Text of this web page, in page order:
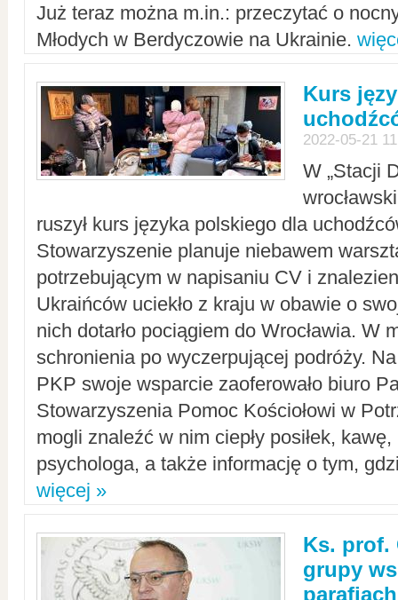
Już teraz można m.in.: przeczytać o
Młodych w Berdyczowie na Ukrainie.
Kurs
2022-05-21
W „Stacji
ruszył kurs języka polskiego dla
Stowarzyszenie planuje niebawem
potrzebującym w napisaniu CV i
Ukraińców uciekło z kraju w obawie o
nich dotarło pociągiem do Wrocławia. W
schronienia po wyczerpującej podróży.
PKP swoje wsparcie zaoferowało biuro
Stowarzyszenia Pomoc Kościołowi w
mogli znaleźć w nim ciepły posiłek,
psychologa, a także informację o tym,
więcej »
Ks. prof.
grupy
parafiach